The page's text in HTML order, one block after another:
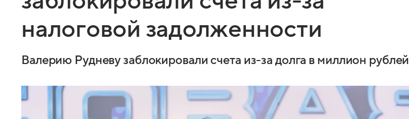
налоговой задолженности
Валерию Рудневу заблокировали счета из-за долга в миллион рублей